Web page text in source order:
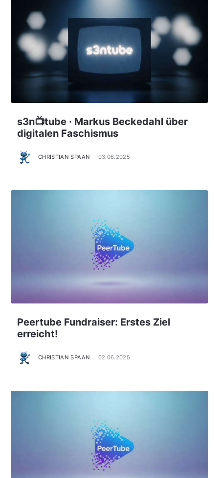
s3n📺tube · Markus Beckedahl über
digitalen Faschismus
CHRISTIAN SPAAN 03.06.2025
Peertube Fundraiser: Erstes Ziel
erreicht!
CHRISTIAN SPAAN 02.06.2025